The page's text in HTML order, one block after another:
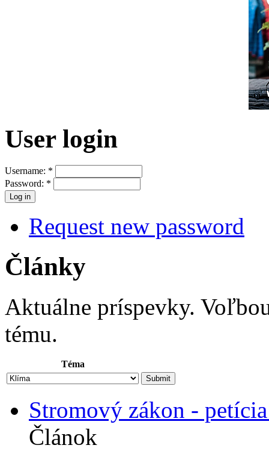
User login
Username: *
Password: *
Request new password
Články
Aktuálne príspevky.
tému.
Téma
Stromový zákon -
Článok